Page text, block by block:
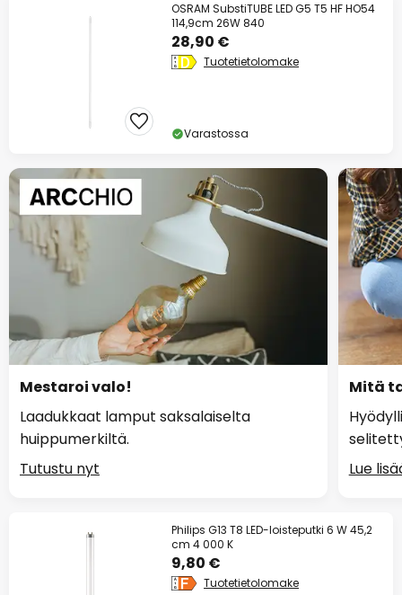
OSRAM SubstiTUBE LED G5 T5 HF HO54
114,9cm 26W 840
28,90 €
Tuotetietolomake
Varastossa
Mestaroi valo!
Laadukkaat lamput saksalaiselta
huippumerkiltä.
Tutustu nyt
Mitä
Lue
Philips G13 T8 LED-loisteputki 6 W 45,2
cm 4 000 K
9,80 €
Tuotetietolomake